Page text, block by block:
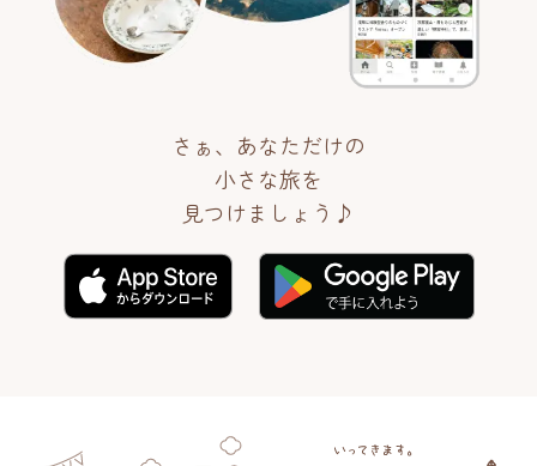
さぁ、あなただけの
小さな旅を
見つけましょう♪